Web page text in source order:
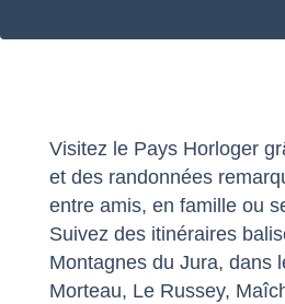
Visitez le Pays Horloger
et des randonnées
entre amis, en famille ou
Suivez des itinéraires
Montagnes du Jura, dans
Morteau, Le Russey,